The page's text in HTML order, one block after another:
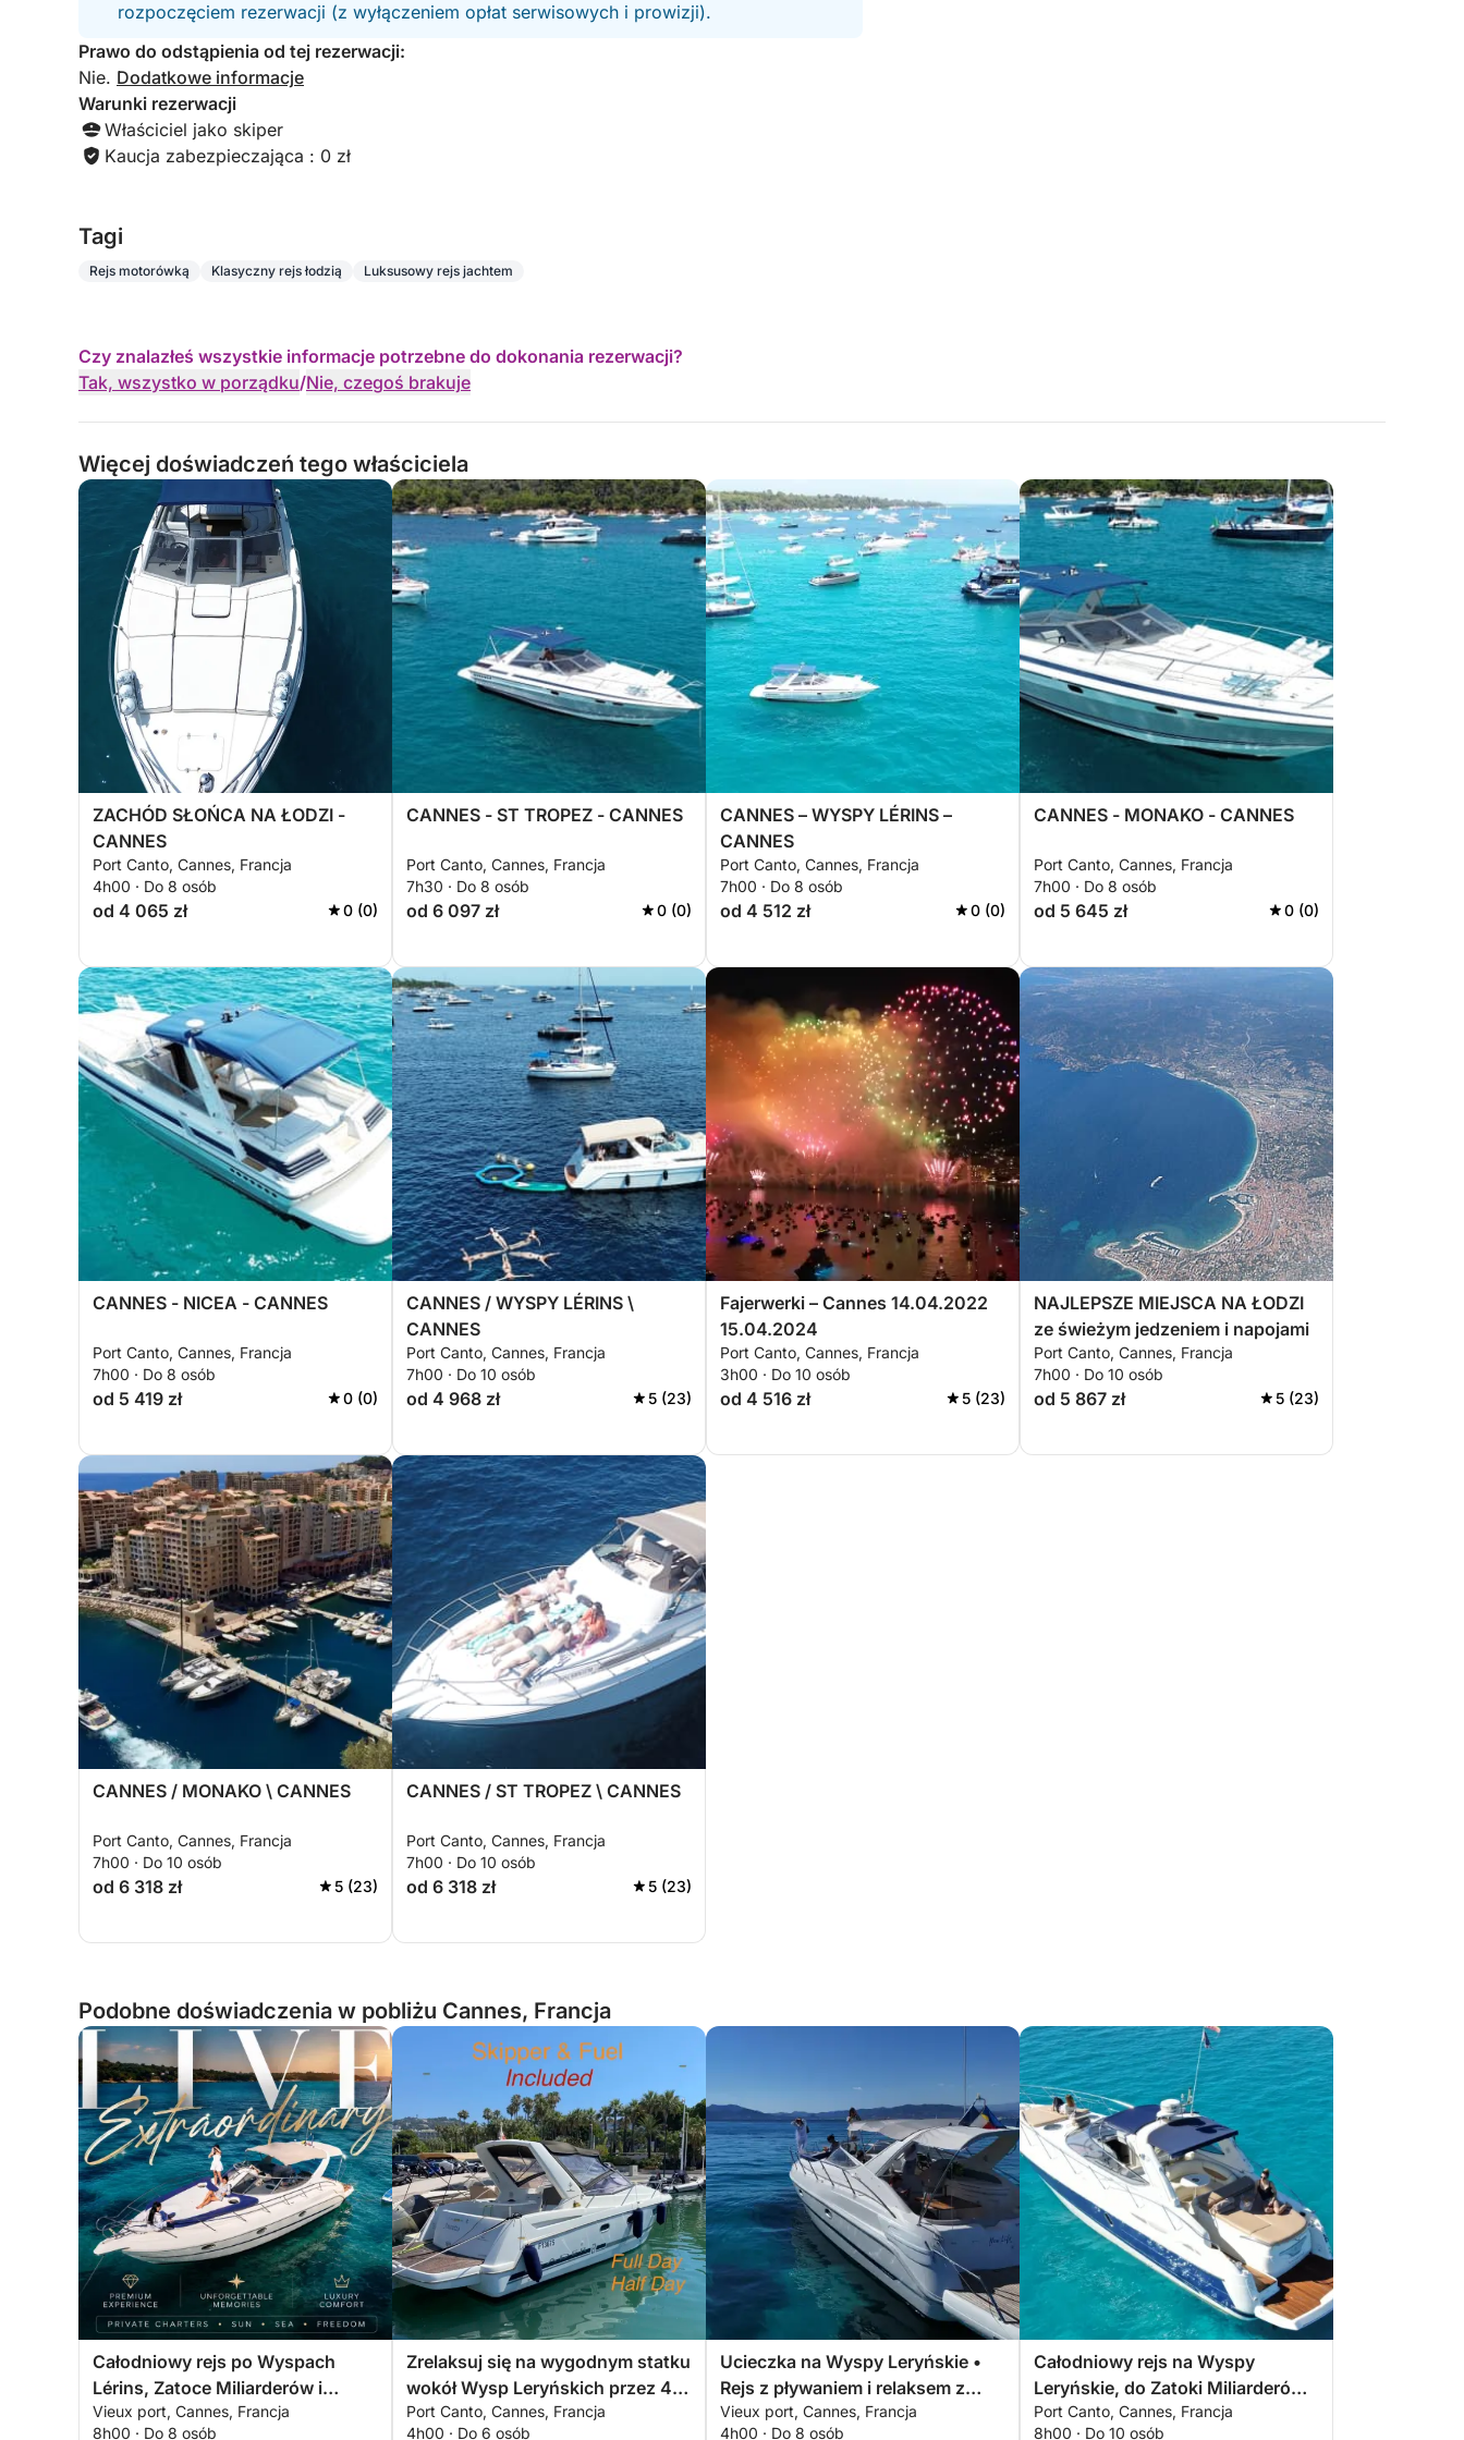
rozpoczęciem rezerwacji (z wyłączeniem opłat serwisowych i prowizji).
Prawo do odstąpienia od tej rezerwacji:
Nie. Dodatkowe informacje
Warunki rezerwacji
Właściciel jako skiper
Kaucja zabezpieczająca : 0 zł
Tagi
Rejs motorówką Klasyczny rejs łodzią Luksusowy rejs jachtem
Czy znalazłeś wszystkie informacje potrzebne do dokonania rezerwacji?
Tak, wszystko w porządku/Nie, czegoś brakuje
Więcej doświadczeń tego właściciela
ZACHÓD SŁOŃCA NA ŁODZI -
CANNES
Port Canto, Cannes, Francja
4h00 · Do 8 osób
od 4 065 zł 0 (0)
CANNES - ST TROPEZ - CANNES
Port Canto, Cannes, Francja
7h30 · Do 8 osób
od 6 097 zł 0 (0)
CANNES – WYSPY LÉRINS –
CANNES
Port Canto, Cannes, Francja
7h00 · Do 8 osób
od 4 512 zł 0 (0)
CANNES - MONAKO - CANNES
Port Canto, Cannes, Francja
7h00 · Do 8 osób
od 5 645 zł 0 (0)
CANNES - NICEA - CANNES
Port Canto, Cannes, Francja
7h00 · Do 8 osób
od 5 419 zł 0 (0)
CANNES / WYSPY LÉRINS \
CANNES
Port Canto, Cannes, Francja
7h00 · Do 10 osób
od 4 968 zł 5 (23)
Fajerwerki – Cannes 14.04.2022
15.04.2024
Port Canto, Cannes, Francja
3h00 · Do 10 osób
od 4 516 zł 5 (23)
NAJLEPSZE MIEJSCA NA ŁODZI
ze świeżym jedzeniem i napojami
Port Canto, Cannes, Francja
7h00 · Do 10 osób
od 5 867 zł 5 (23)
CANNES / MONAKO \ CANNES
Port Canto, Cannes, Francja
7h00 · Do 10 osób
od 6 318 zł 5 (23)
CANNES / ST TROPEZ \ CANNES
Port Canto, Cannes, Francja
7h00 · Do 10 osób
od 6 318 zł 5 (23)
Podobne doświadczenia w pobliżu Cannes, Francja
Całodniowy rejs po Wyspach
Lérins, Zatoce Miliarderów i
Théoule-sur-Mer
Vieux port, Cannes, Francja
8h00 · Do 8 osób
Zrelaksuj się na wygodnym statku
wokół Wysp Leryńskich przez 4
godziny. Specjalna zniżka dla par!
Port Canto, Cannes, Francja
4h00 · Do 6 osób
Ucieczka na Wyspy Leryńskie •
Rejs z pływaniem i relaksem z
Cannes
Vieux port, Cannes, Francja
4h00 · Do 8 osób
Całodniowy rejs na Wyspy
Leryńskie, do Zatoki Miliarderów i
Zamku Żelaznej Maski
Port Canto, Cannes, Francja
8h00 · Do 10 osób